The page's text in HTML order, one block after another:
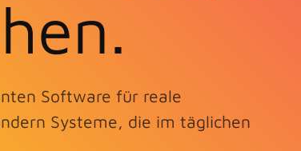
Software für reale
Systeme, die im täglichen